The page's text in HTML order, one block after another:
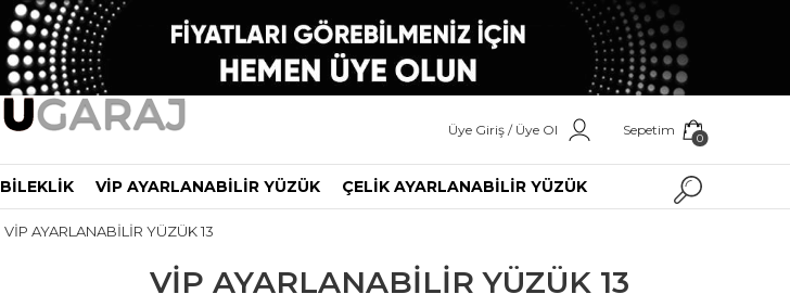
BİLEKLİK VİP AYARLANABİLİR YÜZÜK ÇELİK AYARLANABİLİR YÜZÜK
Üye Giriş / Üye Ol Sepetim 0
VİP AYARLANABİLİR YÜZÜK 13
VİP AYARLANABİLİR YÜZÜK 13